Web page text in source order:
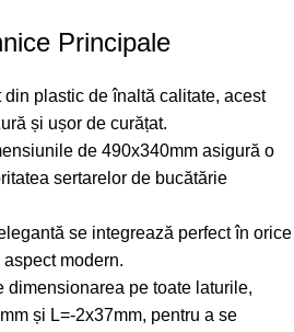
Principale
din plastic de înaltă calitate, acest
și ușor de curățat.
de 490x340mm asigură o
sertarelor de bucătărie
se integrează perfect în orice
modern.
dimensionarea pe toate laturile,
și L=-2x37mm, pentru a se